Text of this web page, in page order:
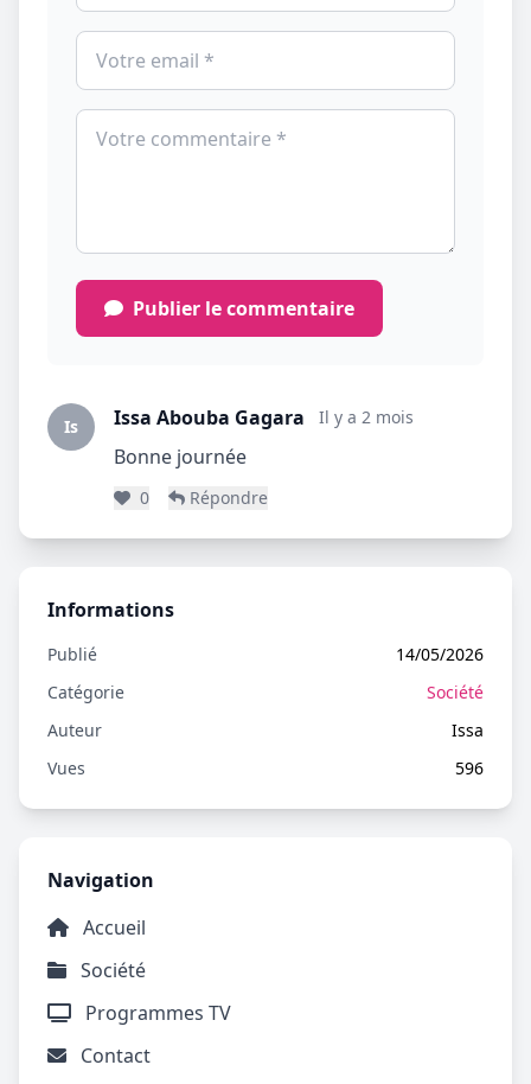
Publier le commentaire
Is Issa Abouba Gagara Il y a 2 mois
Bonne journée
0 Répondre
Informations
Publié
14/05/2026
Catégorie
Société
Auteur
Issa
Vues
596
Navigation
Accueil
Société
Programmes TV
Contact